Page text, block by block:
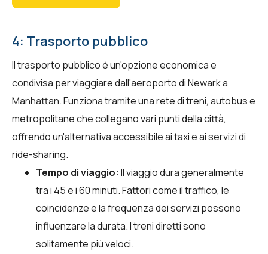
4: Trasporto pubblico
Il trasporto pubblico è un'opzione economica e
condivisa per viaggiare dall'aeroporto di Newark a
Manhattan. Funziona tramite una rete di treni, autobus e
metropolitane che collegano vari punti della città,
offrendo un'alternativa accessibile ai taxi e ai servizi di
ride-sharing.
Tempo di viaggio: Il viaggio dura generalmente
tra i 45 e i 60 minuti. Fattori come il traffico, le
coincidenze e la frequenza dei servizi possono
influenzare la durata. I treni diretti sono
solitamente più veloci.